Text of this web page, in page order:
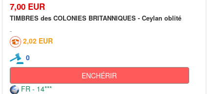
7,00 EUR
TIMBRES des COLONIES BRITANNIQUES - Ceylan oblité
2,02 EUR
0
ENCHÉRIR
FR - 14***